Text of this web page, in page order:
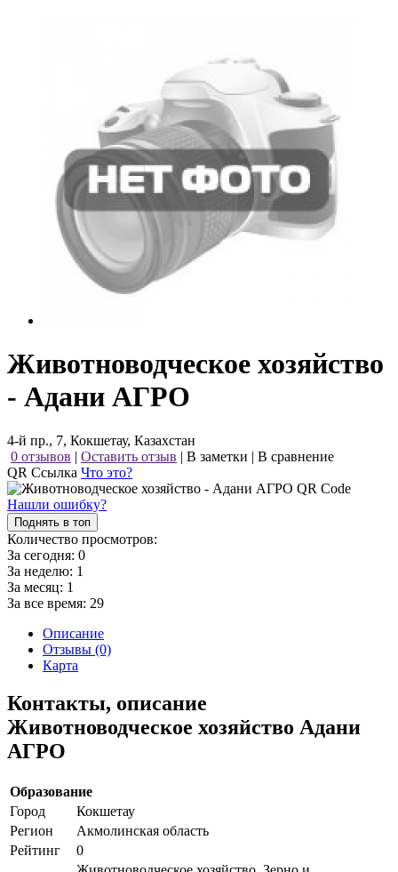
Животноводческое хозяйство
- Адани АГРО
4-й пр., 7, Кокшетау, Казахстан
0 отзывов | Оставить отзыв | В заметки | В сравнение
QR Ссылка Что это?
Нашли ошибку?
Поднять в топ
Количество просмотров:
За сегодня: 0
За неделю: 1
За месяц: 1
За все время: 29
Описание
Отзывы (0)
Карта
Контакты, описание
Животноводческое хозяйство Адани
АГРО
Образование
Город
Кокшетау
Регион
Акмолинская область
Рейтинг
0